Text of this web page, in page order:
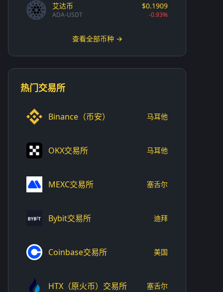
艾达币
ADA-USDT
$0.1909
-0.93%
查看全部币种 →
热门交易所
Binance（币安） 马耳他
OKX交易所 马耳他
MEXC交易所 塞舌尔
Bybit交易所 迪拜
Coinbase交易所 美国
HTX（原火币）交易所 塞舌尔